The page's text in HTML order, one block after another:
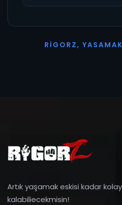
R I G O R Z, YASAMAK
Artık yaşamak eskisi kadar
kalabiliecekmisin!